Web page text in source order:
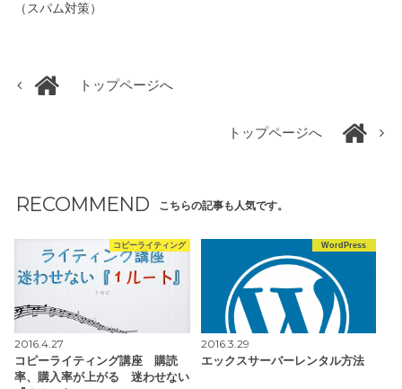
（スパム対策）
トップページへ
トップページへ
RECOMMEND こちらの記事も人気です。
コピーライティング
2016.4.27
コピーライティング講座 購読
率、購入率が上がる 迷わせない
WordPress
2016.3.29
エックスサーバーレンタル方法